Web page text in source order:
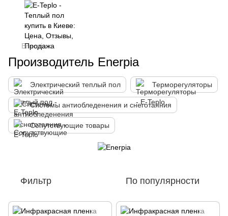
Enerpia
Производитель Enerpia
Электрический теплый пол Терморегуляторы
Системы антиобледенения и снеготаяния
Сопутствующие товары
Фильтр По популярности